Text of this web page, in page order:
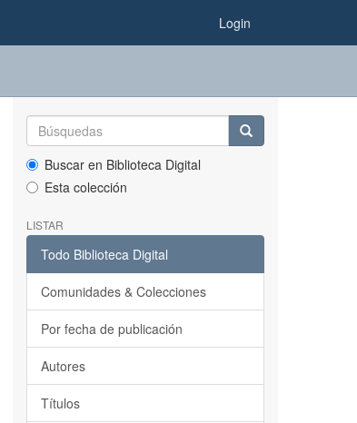
Login
Buscar en Biblioteca Digital
Esta colección
LISTAR
Todo Biblioteca Digital
Comunidades & Colecciones
Por fecha de publicación
Autores
Títulos